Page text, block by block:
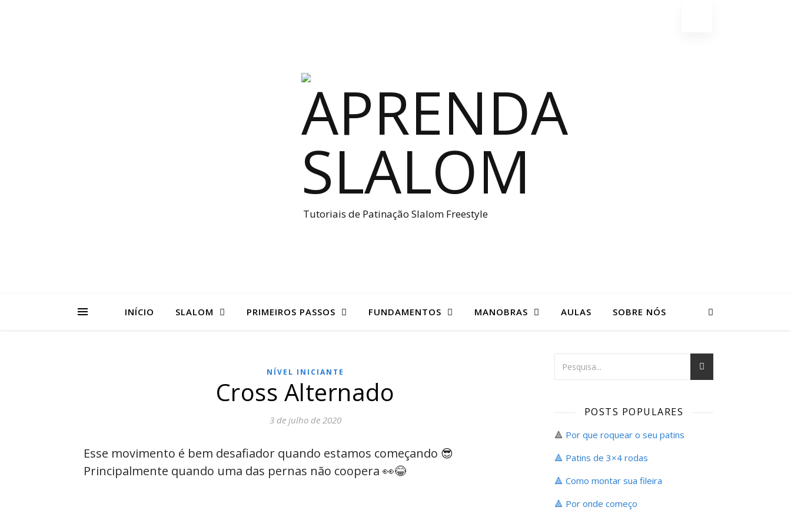
Tutoriais de Patinação Slalom Freestyle
INÍCIO SLALOM PRIMEIROS PASSOS FUNDAMENTOS MANOBRAS AULAS SOBRE NÓS
NÍVEL INICIANTE
Cross Alternado
3 de julho de 2020
Esse movimento é bem desafiador quando estamos começando 😎⁣
⁣Principalmente quando uma das pernas não coopera 👀😂⁣
POSTS POPULARES
🔺 Por que roquear o seu patins
🔺 Patins de 3×4 rodas
🔺 Como montar sua fileira
🔺 Por onde começo